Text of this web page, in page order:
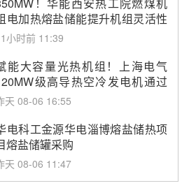
！华能西安热工院燃煤机
电加热熔盐储能提升机组灵活性
造项目初步设计第三方评审服务
小时前 11:39
能大容量光热机组！上海电气
级高导热空冷发电机通过
式试验
天 08-06 16:55
电科工金源华电淄博熔盐储热项
熔盐储罐采购
天 08-06 11:47